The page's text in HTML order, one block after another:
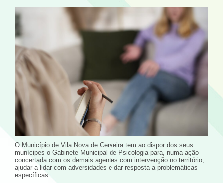
O Município de Vila Nova de Cerveira tem ao dispor dos seus
munícipes o Gabinete Municipal de Psicologia para, numa ação
concertada com os demais agentes com intervenção no território,
ajudar a lidar com adversidades e dar resposta a problemáticas
específicas.